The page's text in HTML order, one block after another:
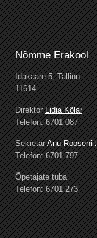
Nõmme Erakool
Idakaare 5, Tallinn
11614
DirektorLidia Kõlar
Telefon: 6701 087
SekretärAnu Rooseniit
Telefon: 6701 797
Õpetajate tuba
Telefon: 6701 273